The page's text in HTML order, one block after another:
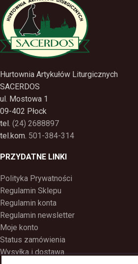
Hurtownia Artykułów Liturgicznych
SACERDOS
ul. Mostowa 1
09-402 Płock
tel. (24) 2688897
tel.kom. 501-384-314
PRZYDATNE LINKI
Polityka Prywatności
Regulamin Sklepu
Regulamin konta
Regulamin newsletter
Moje konto
Status zamówienia
Wysyłka i dostawa